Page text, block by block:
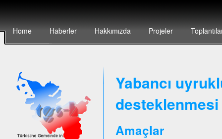
Home Haberler Hakkımızda Projeler
Yabancı
Amaçlar